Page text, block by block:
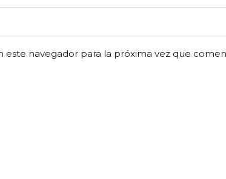
navegador para la próxima vez que